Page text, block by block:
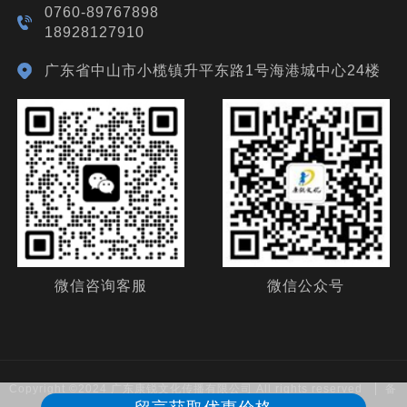
0760-89767898
18928127910
广东省中山市小榄镇升平东路1号海港城中心24楼
微信咨询客服 微信公众号